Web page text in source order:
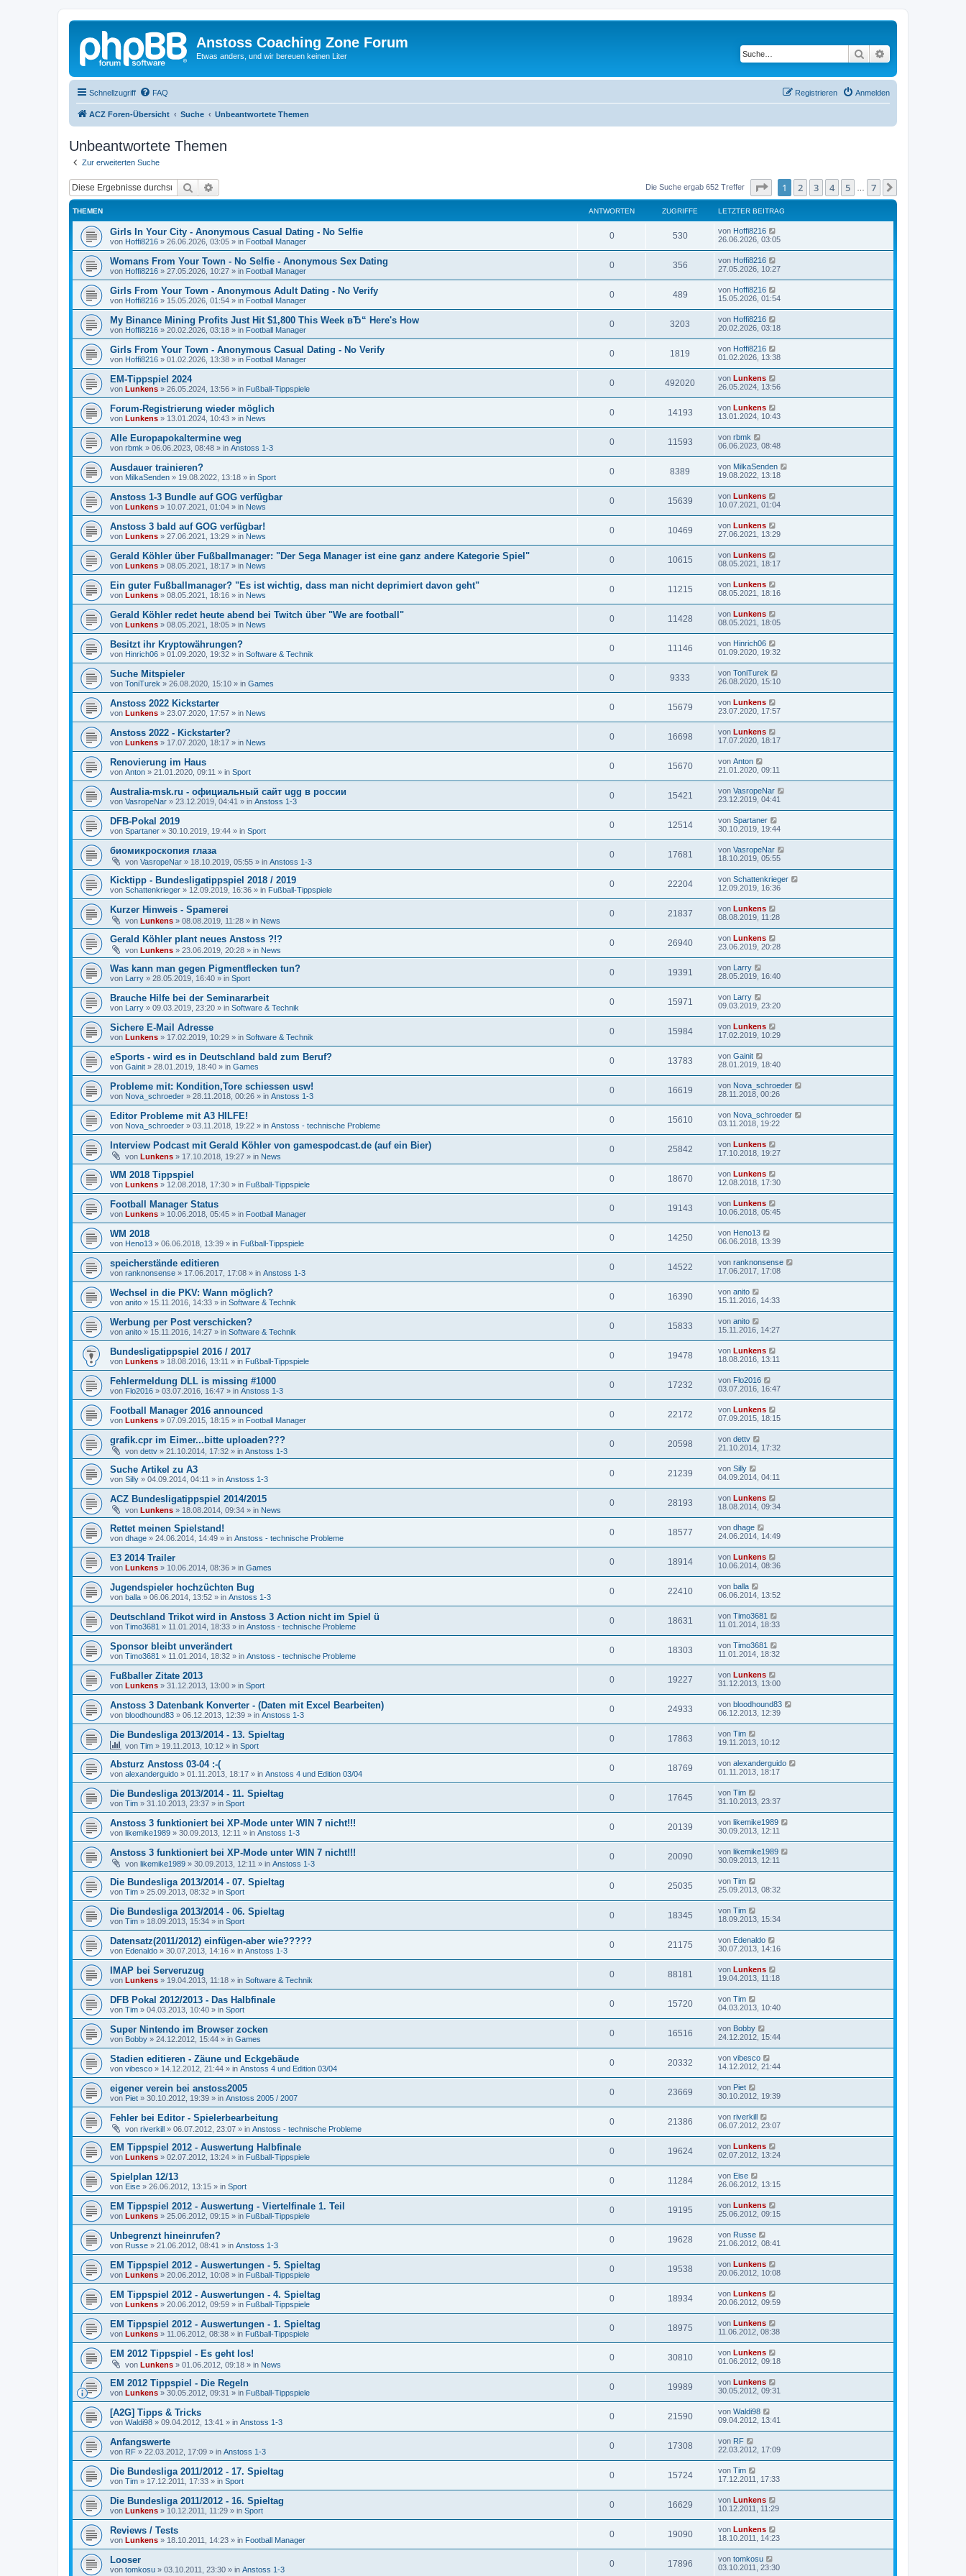
Anstoss Coaching Zone Forum
Etwas anders, und wir bereuen keinen Liter Suche
Schnellzugriff FAQ Anmelden
Registrieren
ACZ Foren-Übersicht Suche Unbeantwortete Themen
Unbeantwortete Themen
Zur erweiterten Suche
Suche Die Suche ergab 652 Treffer Seite von7
1 2 3 4 5 7
THEMEN ANTWORTEN ZUGRIFFE LETZTER BEITRAG
Girls In Your City - Anonymous Casual Dating - No Selfie
von Hoffi8216 » 26.06.2026, 03:05 » in Football Manager
0 530 von Hoffi8216
26.06.2026, 03:05
Womans From Your Town - No Selfie - Anonymous Sex Dating
von Hoffi8216 » 27.05.2026, 10:27 » in Football Manager
0 356 von Hoffi8216
27.05.2026, 10:27
Girls From Your Town - Anonymous Adult Dating - No Verify
von Hoffi8216 » 15.05.2026, 01:54 » in Football Manager
0 489 von Hoffi8216
15.05.2026, 01:54
My Binance Mining Profits Just Hit $1,800 This Week вЂ“ Here's How
von Hoffi8216 » 20.02.2026, 03:18 » in Football Manager
0 3203 von Hoffi8216
20.02.2026, 03:18
Girls From Your Town - Anonymous Casual Dating - No Verify
von Hoffi8216 » 01.02.2026, 13:38 » in Football Manager
0 1819 von Hoffi8216
01.02.2026, 13:38
EM-Tippspiel 2024
von Lunkens » 26.05.2024, 13:56 » in Fußball-Tippspiele
0 492020 von Lunkens
26.05.2024, 13:56
Forum-Registrierung wieder möglich
von Lunkens » 13.01.2024, 10:43 » in News
0 14193 von Lunkens
13.01.2024, 10:43
Alle Europapokaltermine weg
von rbmk » 06.06.2023, 08:48 » in Anstoss 1-3
0 11593 von rbmk
06.06.2023, 08:48
Ausdauer trainieren?
von MilkaSenden » 19.08.2022, 13:18 » in Sport
0 8389 von MilkaSenden
19.08.2022, 13:18
Anstoss 1-3 Bundle auf GOG verfügbar
von Lunkens » 10.07.2021, 01:04 » in News
0 15639 von Lunkens
10.07.2021, 01:04
Anstoss 3 bald auf GOG verfügbar!
von Lunkens » 27.06.2021, 13:29 » in News
0 10469 von Lunkens
27.06.2021, 13:29
Gerald Köhler über Fußballmanager: "Der Sega Manager ist eine ganz andere Kategorie Spiel"
von Lunkens » 08.05.2021, 18:17 » in News
0 10615 von Lunkens
08.05.2021, 18:17
Ein guter Fußballmanager? "Es ist wichtig, dass man nicht deprimiert davon geht"
von Lunkens » 08.05.2021, 18:16 » in News
0 11215 von Lunkens
08.05.2021, 18:16
Gerald Köhler redet heute abend bei Twitch über "We are football"
von Lunkens » 08.05.2021, 18:05 » in News
0 11428 von Lunkens
08.05.2021, 18:05
Besitzt ihr Kryptowährungen?
von Hinrich06 » 01.09.2020, 19:32 » in Software & Technik
0 11146 von Hinrich06
01.09.2020, 19:32
Suche Mitspieler
von ToniTurek » 26.08.2020, 15:10 » in Games
0 9333 von ToniTurek
26.08.2020, 15:10
Anstoss 2022 Kickstarter
von Lunkens » 23.07.2020, 17:57 » in News
0 15679 von Lunkens
23.07.2020, 17:57
Anstoss 2022 - Kickstarter?
von Lunkens » 17.07.2020, 18:17 » in News
0 16698 von Lunkens
17.07.2020, 18:17
Renovierung im Haus
von Anton » 21.01.2020, 09:11 » in Sport
0 15670 von Anton
21.01.2020, 09:11
Australia-msk.ru - официальный сайт ugg в россии
von VasropeNar » 23.12.2019, 04:41 » in Anstoss 1-3
0 15421 von VasropeNar
23.12.2019, 04:41
DFB-Pokal 2019
von Spartaner » 30.10.2019, 19:44 » in Sport
0 12514 von Spartaner
30.10.2019, 19:44
биомикроскопия глаза
von VasropeNar » 18.10.2019, 05:55 » in Anstoss 1-3
0 17681 von VasropeNar
18.10.2019, 05:55
Kicktipp - Bundesligatippspiel 2018 / 2019
von Schattenkrieger » 12.09.2019, 16:36 » in Fußball-Tippspiele
0 22204 von Schattenkrieger
12.09.2019, 16:36
Kurzer Hinweis - Spamerei
von Lunkens » 08.08.2019, 11:28 » in News
0 21837 von Lunkens
08.08.2019, 11:28
Gerald Köhler plant neues Anstoss ?!?
von Lunkens » 23.06.2019, 20:28 » in News
0 26940 von Lunkens
23.06.2019, 20:28
Was kann man gegen Pigmentflecken tun?
von Larry » 28.05.2019, 16:40 » in Sport
0 19391 von Larry
28.05.2019, 16:40
Brauche Hilfe bei der Seminararbeit
von Larry » 09.03.2019, 23:20 » in Software & Technik
0 15971 von Larry
09.03.2019, 23:20
Sichere E-Mail Adresse
von Lunkens » 17.02.2019, 10:29 » in Software & Technik
0 15984 von Lunkens
17.02.2019, 10:29
eSports - wird es in Deutschland bald zum Beruf?
von Gainit » 28.01.2019, 18:40 » in Games
0 13783 von Gainit
28.01.2019, 18:40
Probleme mit: Kondition,Tore schiessen usw!
von Nova_schroeder » 28.11.2018, 00:26 » in Anstoss 1-3
0 16619 von Nova_schroeder
28.11.2018, 00:26
Editor Probleme mit A3 HILFE!
von Nova_schroeder » 03.11.2018, 19:22 » in Anstoss - technische Probleme
0 15610 von Nova_schroeder
03.11.2018, 19:22
Interview Podcast mit Gerald Köhler von gamespodcast.de (auf ein Bier)
von Lunkens » 17.10.2018, 19:27 » in News
0 25842 von Lunkens
17.10.2018, 19:27
WM 2018 Tippspiel
von Lunkens » 12.08.2018, 17:30 » in Fußball-Tippspiele
0 18670 von Lunkens
12.08.2018, 17:30
Football Manager Status
von Lunkens » 10.06.2018, 05:45 » in Football Manager
0 19143 von Lunkens
10.06.2018, 05:45
WM 2018
von Heno13 » 06.06.2018, 13:39 » in Fußball-Tippspiele
0 14250 von Heno13
06.06.2018, 13:39
speicherstände editieren
von ranknonsense » 17.06.2017, 17:08 » in Anstoss 1-3
0 14522 von ranknonsense
17.06.2017, 17:08
Wechsel in die PKV: Wann möglich?
von anito » 15.11.2016, 14:33 » in Software & Technik
0 16390 von anito
15.11.2016, 14:33
Werbung per Post verschicken?
von anito » 15.11.2016, 14:27 » in Software & Technik
0 15833 von anito
15.11.2016, 14:27
Bundesligatippspiel 2016 / 2017
von Lunkens » 18.08.2016, 13:11 » in Fußball-Tippspiele
0 19478 von Lunkens
18.08.2016, 13:11
Fehlermeldung DLL is missing #1000
von Flo2016 » 03.07.2016, 16:47 » in Anstoss 1-3
0 17232 von Flo2016
03.07.2016, 16:47
Football Manager 2016 announced
von Lunkens » 07.09.2015, 18:15 » in Football Manager
0 22172 von Lunkens
07.09.2015, 18:15
grafik.cpr im Eimer...bitte uploaden???
von dettv » 21.10.2014, 17:32 » in Anstoss 1-3
0 20598 von dettv
21.10.2014, 17:32
Suche Artikel zu A3
von Silly » 04.09.2014, 04:11 » in Anstoss 1-3
0 21239 von Silly
04.09.2014, 04:11
ACZ Bundesligatippspiel 2014/2015
von Lunkens » 18.08.2014, 09:34 » in News
0 28193 von Lunkens
18.08.2014, 09:34
Rettet meinen Spielstand!
von dhage » 24.06.2014, 14:49 » in Anstoss - technische Probleme
0 18577 von dhage
24.06.2014, 14:49
E3 2014 Trailer
von Lunkens » 10.06.2014, 08:36 » in Games
0 18914 von Lunkens
10.06.2014, 08:36
Jugendspieler hochzüchten Bug
von balla » 06.06.2014, 13:52 » in Anstoss 1-3
0 22410 von balla
06.06.2014, 13:52
Deutschland Trikot wird in Anstoss 3 Action nicht im Spiel ü
von Timo3681 » 11.01.2014, 18:33 » in Anstoss - technische Probleme
0 18631 von Timo3681
11.01.2014, 18:33
Sponsor bleibt unverändert
von Timo3681 » 11.01.2014, 18:32 » in Anstoss - technische Probleme
0 18303 von Timo3681
11.01.2014, 18:32
Fußballer Zitate 2013
von Lunkens » 31.12.2013, 13:00 » in Sport
0 19227 von Lunkens
31.12.2013, 13:00
Anstoss 3 Datenbank Konverter - (Daten mit Excel Bearbeiten)
von bloodhound83 » 06.12.2013, 12:39 » in Anstoss 1-3
0 24933 von bloodhound83
06.12.2013, 12:39
Die Bundesliga 2013/2014 - 13. Spieltag
von Tim » 19.11.2013, 10:12 » in Sport
0 17863 von Tim
19.11.2013, 10:12
Absturz Anstoss 03-04 :-(
von alexanderguido » 01.11.2013, 18:17 » in Anstoss 4 und Edition 03/04
0 18769 von alexanderguido
01.11.2013, 18:17
Die Bundesliga 2013/2014 - 11. Spieltag
von Tim » 31.10.2013, 23:37 » in Sport
0 17645 von Tim
31.10.2013, 23:37
Anstoss 3 funktioniert bei XP-Mode unter WIN 7 nicht!!!
von likemike1989 » 30.09.2013, 12:11 » in Anstoss 1-3
0 20139 von likemike1989
30.09.2013, 12:11
Anstoss 3 funktioniert bei XP-Mode unter WIN 7 nicht!!!
von likemike1989 » 30.09.2013, 12:11 » in Anstoss 1-3
0 20090 von likemike1989
30.09.2013, 12:11
Die Bundesliga 2013/2014 - 07. Spieltag
von Tim » 25.09.2013, 08:32 » in Sport
0 25035 von Tim
25.09.2013, 08:32
Die Bundesliga 2013/2014 - 06. Spieltag
von Tim » 18.09.2013, 15:34 » in Sport
0 18345 von Tim
18.09.2013, 15:34
Datensatz(2011/2012) einfügen-aber wie?????
von Edenaldo » 30.07.2013, 14:16 » in Anstoss 1-3
0 21175 von Edenaldo
30.07.2013, 14:16
IMAP bei Serveruzug
von Lunkens » 19.04.2013, 11:18 » in Software & Technik
0 88181 von Lunkens
19.04.2013, 11:18
DFB Pokal 2012/2013 - Das Halbfinale
von Tim » 04.03.2013, 10:40 » in Sport
0 15720 von Tim
04.03.2013, 10:40
Super Nintendo im Browser zocken
von Bobby » 24.12.2012, 15:44 » in Games
0 16516 von Bobby
24.12.2012, 15:44
Stadien editieren - Zäune und Eckgebäude
von vibesco » 14.12.2012, 21:44 » in Anstoss 4 und Edition 03/04
0 20332 von vibesco
14.12.2012, 21:44
eigener verein bei anstoss2005
von Piet » 30.10.2012, 19:39 » in Anstoss 2005 / 2007
0 23669 von Piet
30.10.2012, 19:39
Fehler bei Editor - Spielerbearbeitung
von riverkill » 06.07.2012, 23:07 » in Anstoss - technische Probleme
0 21386 von riverkill
06.07.2012, 23:07
EM Tippspiel 2012 - Auswertung Halbfinale
von Lunkens » 02.07.2012, 13:24 » in Fußball-Tippspiele
0 19624 von Lunkens
02.07.2012, 13:24
Spielplan 12/13
von Eise » 26.06.2012, 13:15 » in Sport
0 11284 von Eise
26.06.2012, 13:15
EM Tippspiel 2012 - Auswertung - Viertelfinale 1. Teil
von Lunkens » 25.06.2012, 09:15 » in Fußball-Tippspiele
0 19195 von Lunkens
25.06.2012, 09:15
Unbegrenzt hineinrufen?
von Russe » 21.06.2012, 08:41 » in Anstoss 1-3
0 19628 von Russe
21.06.2012, 08:41
EM Tippspiel 2012 - Auswertungen - 5. Spieltag
von Lunkens » 20.06.2012, 10:08 » in Fußball-Tippspiele
0 19538 von Lunkens
20.06.2012, 10:08
EM Tippspiel 2012 - Auswertungen - 4. Spieltag
von Lunkens » 20.06.2012, 09:59 » in Fußball-Tippspiele
0 18934 von Lunkens
20.06.2012, 09:59
EM Tippspiel 2012 - Auswertungen - 1. Spieltag
von Lunkens » 11.06.2012, 08:38 » in Fußball-Tippspiele
0 18975 von Lunkens
11.06.2012, 08:38
EM 2012 Tippspiel - Es geht los!
von Lunkens » 01.06.2012, 09:18 » in News
0 30810 von Lunkens
01.06.2012, 09:18
EM 2012 Tippspiel - Die Regeln
von Lunkens » 30.05.2012, 09:31 » in Fußball-Tippspiele
0 19989 von Lunkens
30.05.2012, 09:31
[A2G] Tipps & Tricks
von Waldi98 » 09.04.2012, 13:41 » in Anstoss 1-3
0 21590 von Waldi98
09.04.2012, 13:41
Anfangswerte
von RF » 22.03.2012, 17:09 » in Anstoss 1-3
0 17308 von RF
22.03.2012, 17:09
Die Bundesliga 2011/2012 - 17. Spieltag
von Tim » 17.12.2011, 17:33 » in Sport
0 15724 von Tim
17.12.2011, 17:33
Die Bundesliga 2011/2012 - 16. Spieltag
von Lunkens » 10.12.2011, 11:29 » in Sport
0 16629 von Lunkens
10.12.2011, 11:29
Reviews / Tests
von Lunkens » 18.10.2011, 14:23 » in Football Manager
0 19090 von Lunkens
18.10.2011, 14:23
Looser
von tomkosu » 03.10.2011, 23:30 » in Anstoss 1-3
0 17896 von tomkosu
03.10.2011, 23:30